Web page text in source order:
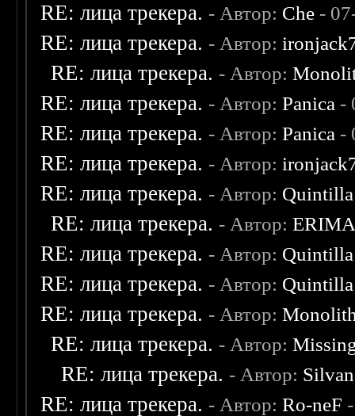
RE: лица трекера. - Автор: Che -
RE: лица трекера. - Автор:
RE: лица трекера. - Автор:
RE: лица трекера. - Автор:Panica -
RE: лица трекера. - Автор:Panica -
RE: лица трекера. - Автор:
RE: лица трекера. - Автор: Quintilla
RE: лица трекера. - Автор:
RE: лица трекера. - Автор: Quintilla
RE: лица трекера. - Автор: Quintilla
RE: лица трекера. - Автор:
RE: лица трекера. - Автор:
RE: лица трекера. - Автор:
RE: лица трекера. - Автор:Ro-neF